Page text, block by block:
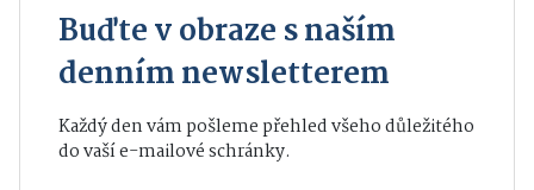
Buďte v obraze s naším
denním newsletterem
Každý den vám pošleme přehled všeho důležitého
do vaší e-mailové schránky.